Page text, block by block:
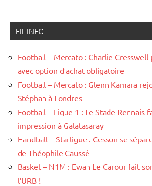
FIL INFO
Football – Mercato : Charlie Cresswell
avec option d’achat obligatoire
Football – Mercato : Glenn Kamara
Stéphan à Londres
Football – Ligue 1 : Le Stade Rennais
impression à Galatasaray
Handball – Starligue : Cesson se
de Théophile Caussé
Basket – N1M : Ewan Le Carour fait
l’URB !